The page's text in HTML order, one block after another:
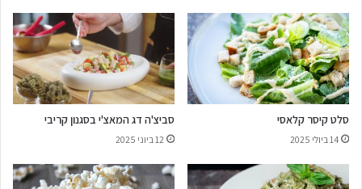
סלט קיסר קלאסי
14 ביולי 2025
סביצ'ה דג המאצ'י בסגנון קריבי
12 ביוני 2025